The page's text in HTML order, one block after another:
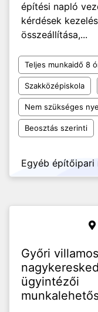
építési napló
kérdések
összeállítása,...
Teljes munkaidő 8
Szakközépiskola
Nem szükséges
Beosztás szerinti
Egyéb építőipari
Győri
ügyintézői